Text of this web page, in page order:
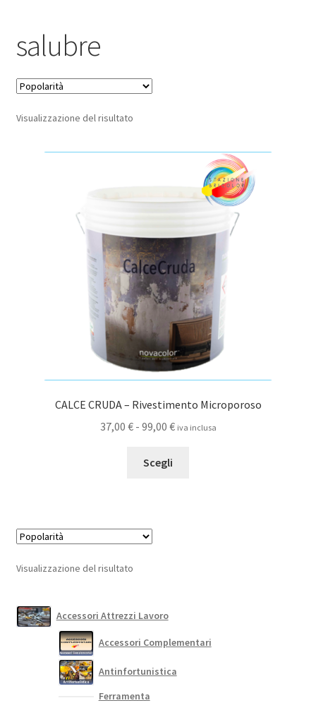
salubre
Visualizzazione del risultato
CALCE CRUDA – Rivestimento Microporoso
37,00 € - 99,00 €Fascia
iva inclusa
Scegli
pagina
Visualizzazione del risultato
Accessori Attrezzi Lavoro
Accessori Complementari
Antinfortunistica
Ferramenta